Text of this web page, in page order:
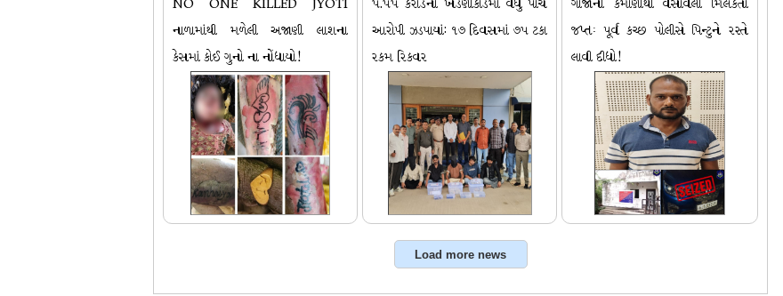
NO ONE KILLED JYOTI
નાળામાંથી મળેલી અજાણી લાશના
કેસમાં કોઈ ગુનો ના નોંધાયો!
૫.૫૫ કરોડના ખંડણીકાંડમાં વધુ પાંચ
આરોપી ઝડપાયાં: ૧૭ દિવસમાં ૭૫ ટકા
રકમ રિકવર
ગાંજાની કમાણીથી વસાવેલી મિલકતો
જપ્તઃ પૂર્વ કચ્છ પોલીસે પિન્ટુને રસ્તે
લાવી દીધો!